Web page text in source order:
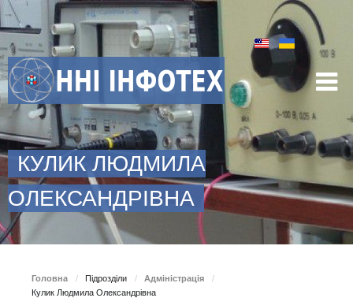
КУЛИК ЛЮДМИЛА
ОЛЕКСАНДРІВНА
Головна / Підрозділи / Адміністрація
/
Кулик Людмила Олександрівна